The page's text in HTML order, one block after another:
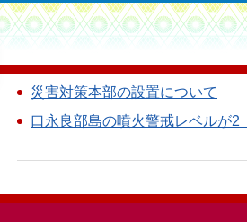
災害対策本部の設置について
口永良部島の噴火警戒レベルが2